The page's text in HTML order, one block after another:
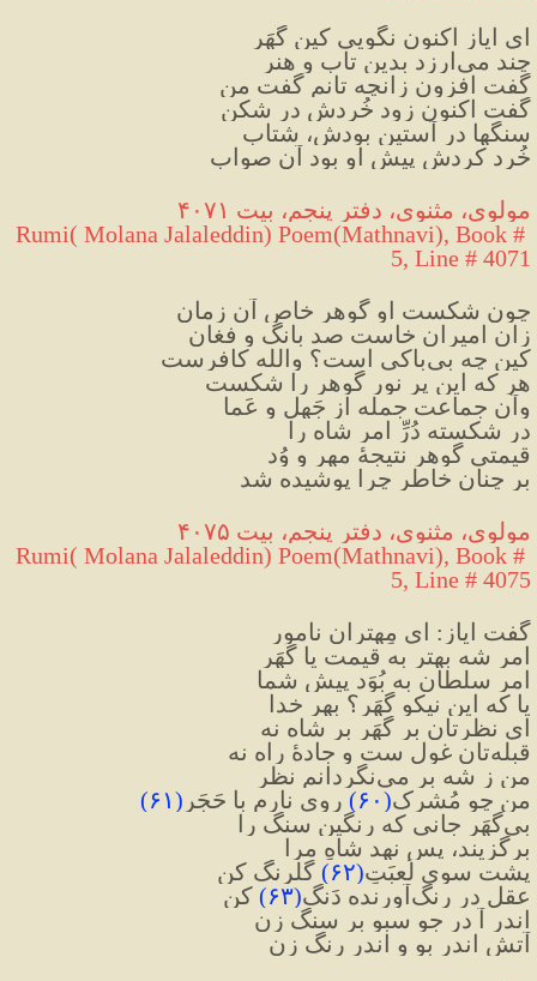
ای ایاز اکنون نگویی کین گُهَر
چند می‌ارزد بدین تاب و هنر
گفت افزون زانچه تانم گفت من
گفت اکنون زود خُردش در شکن
سنگها در آستین بودش، شتاب
خُرد کردش پیش او بود آن صواب
مولوی، مثنوی، دفتر پنجم، بیت ۴۰۷۱
Rumi( Molana Jalaleddin) Poem(Mathnavi), Book #
5, Line # 4071
چون شکست او گوهر خاص آن زمان
زان امیران خاست صد بانگ و فغان
کین چه بی‌باکی است؟ والله کافرست
هر که این پر نور گوهر را شکست
وآن جماعت جمله از جَهل و عَما
در شکسته دُرِّ امر شاه را
قیمتی گوهر نتیجهٔ مهر و وُد
بر چنان خاطر چرا پوشیده شد
مولوی، مثنوی، دفتر پنجم، بیت ۴۰۷۵
Rumi( Molana Jalaleddin) Poem(Mathnavi), Book #
5, Line # 4075
گفت ایاز: ای مِهترانِ نامور
امرِ شه بهتر به قیمت یا گُهَر
امرِ سلطان بِه بُوَد پیشِ شما
یا که این نیکو گُهَر؟ بهرِ خدا
ای نظرتان بر گُهَر بر شاه نه
قبله‌تان غول ست و جادهٔ راه نه
من ز شه بر می‌نگردانم نظر
من چو مُشرِک(۶۰) روی نارم با حَجَر (۶۱)
بی‌گُهَر جانی که رنگین سنگ را
برگزیند، پس نهد شاهِ مرا
پشت سوی لُعبَتِ(۶۲) گلرنگ کن
عقل در رنگ‌آورنده دَنگ
(۶۳) کن
اندر آ در جو سبو بر سنگ زن
آتش اندر بو و اندر رنگ زن